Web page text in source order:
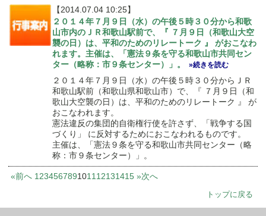
【2014.07.04 10:25】
２０１４年７月９日（水）の午後５時３０分から和歌
山市内のＪＲ和歌山駅前で、『 ７月９日（和歌山大空
襲の日）は、平和のためのリレートーク 』 がおこなわ
れます。主催は、「憲法９条を守る和歌山市共同セン
ター（略称：市９条センター）」。
»続きを読む
２０１４年７月９日（水）の午後５時３０分からＪＲ
和歌山駅前（和歌山県和歌山市）で、『 ７月９日（和
歌山大空襲の日）は、平和のためのリレートーク 』 が
おこなわれます。
憲法違反の集団的自衛権行使を許さず、「戦争する国
づくり」 に反対するためにおこなわれるものです。
主催は、「憲法９条を守る和歌山市共同センター（略
称：市９条センター）」。
«前へ 123456789101112131415 »次へ
トップに戻る